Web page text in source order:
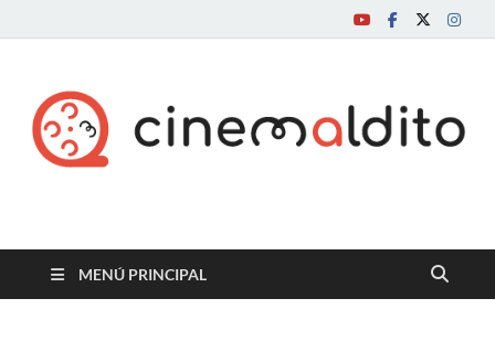
Cine maldito
MENÚ PRINCIPAL